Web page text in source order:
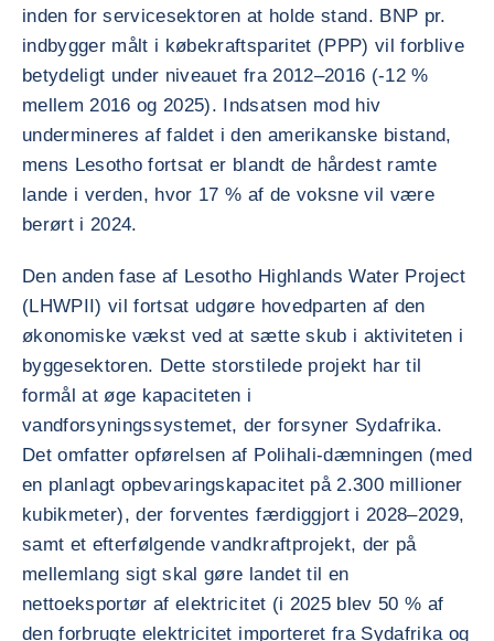
inden for servicesektoren at holde stand. BNP pr.
indbygger målt i købekraftsparitet (PPP) vil forblive
betydeligt under niveauet fra 2012–2016 (-12 %
mellem 2016 og 2025). Indsatsen mod hiv
undermineres af faldet i den amerikanske bistand,
mens Lesotho fortsat er blandt de hårdest ramte
lande i verden, hvor 17 % af de voksne vil være
berørt i 2024.
Den anden fase af Lesotho Highlands Water Project
(LHWPII) vil fortsat udgøre hovedparten af den
økonomiske vækst ved at sætte skub i aktiviteten i
byggesektoren. Dette storstilede projekt har til
formål at øge kapaciteten i
vandforsyningssystemet, der forsyner Sydafrika.
Det omfatter opførelsen af Polihali-dæmningen (med
en planlagt opbevaringskapacitet på 2.300 millioner
kubikmeter), der forventes færdiggjort i 2028–2029,
samt et efterfølgende vandkraftprojekt, der på
mellemlang sigt skal gøre landet til en
nettoeksportør af elektricitet (i 2025 blev 50 % af
den forbrugte elektricitet importeret fra Sydafrika og